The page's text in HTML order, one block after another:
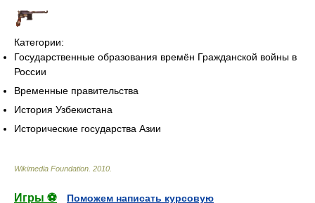
Категории:
Государственные образования времён Гражданской войны в
России
Временные правительства
История Узбекистана
Исторические государства Азии
Wikimedia Foundation 2010
Игры ⚽ Поможем написать курсовую